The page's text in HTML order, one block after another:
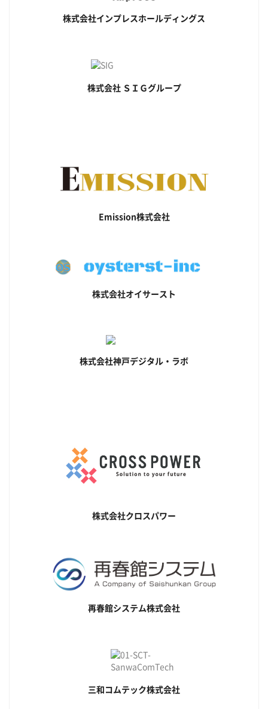
株式会社インプレスホールディングス
株式会社 ＳＩＧグループ
Emission株式会社
株式会社オイサースト
株式会社神戸デジタル・ラボ
株式会社クロスパワー
再春館システム株式会社
三和コムテック株式会社